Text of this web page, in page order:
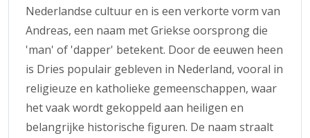
Nederlandse cultuur en is een verkorte vorm van
Andreas, een naam met Griekse oorsprong die
'man' of 'dapper' betekent. Door de eeuwen heen
is Dries populair gebleven in Nederland, vooral in
religieuze en katholieke gemeenschappen, waar
het vaak wordt gekoppeld aan heiligen en
belangrijke historische figuren. De naam straalt